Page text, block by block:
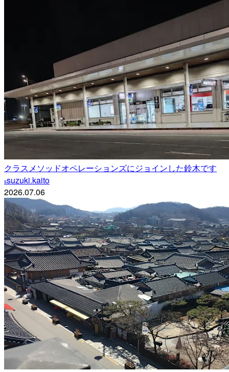
クラスメソッドオペレーションズにジョインした鈴木です
ssuzuki.kaito
2026.07.06